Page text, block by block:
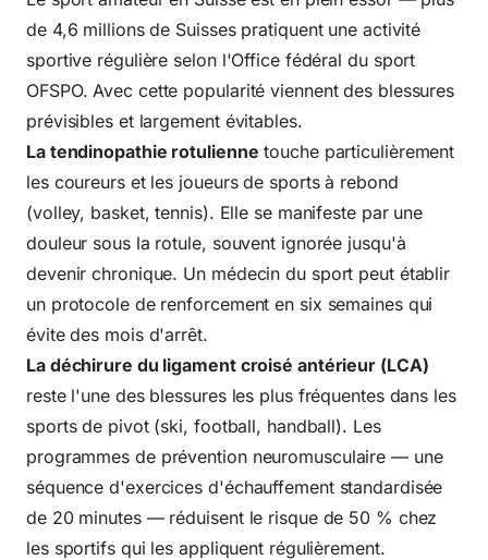
de 4,6 millions de Suisses pratiquent une activité
sportive régulière selon l'Office fédéral du sport
OFSPO. Avec cette popularité viennent des blessures
prévisibles et largement évitables.
La tendinopathie rotulienne touche particulièrement
les coureurs et les joueursde sports à rebond
(volley, basket, tennis). Elle se manifeste par une
douleur sous la rotule, souvent ignorée jusqu'à
devenir chronique. Un médecin du sport peut établir
un protocole de renforcement en six semaines qui
évite des mois d'arrêt.
La déchirure du ligament croisé antérieur (LCA)
reste l'une des blessures les plus fréquentes dans les
sports de pivot (ski, football, handball). Les
programmes de prévention neuromusculaire — une
séquence d'exercices d'échauffement standardisée
de 20 minutes — réduisent le risque de 50 % chez
les sportifs qui les appliquent régulièrement.